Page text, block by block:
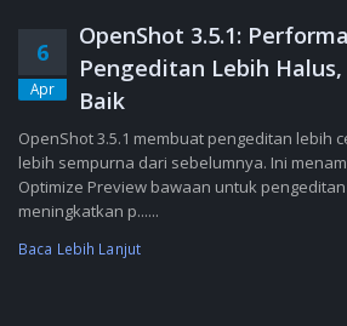
6
Apr
OpenShot 3.5.1:
Pengeditan Lebih
Baik
OpenShot 3.5.1 membuat pengeditan lebih
lebih sempurna dari sebelumnya. Ini
Optimize Preview bawaan untuk
meningkatkan p......
Baca Lebih Lanjut